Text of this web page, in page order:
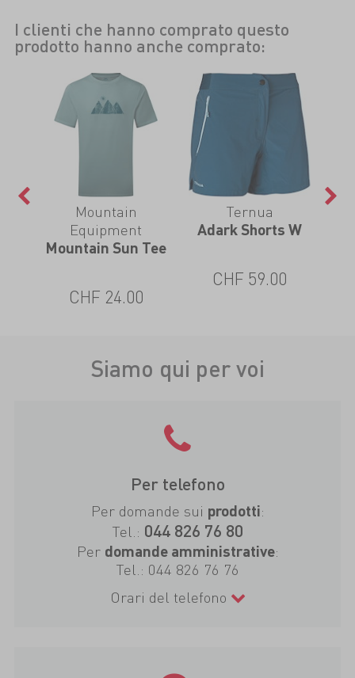
I clienti che hanno comprato questo
prodotto hanno anche comprato:
Mountain
Equipment
Mountain Sun Tee
CHF 24.00
Ternua
Adark Shorts W
CHF 59.00
Siamo qui per voi
Per telefono
Per domande sui prodotti:
Tel.: 044 826 76 80
Per domande amministrative:
Tel.: 044 826 76 76
Orari del telefono